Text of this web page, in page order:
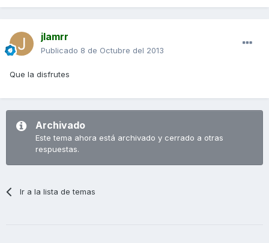
jlamrr
Publicado 8 de Octubre del 2013
Que la disfrutes
Archivado
Este tema ahora está archivado y cerrado a otras
respuestas.
Ir a la lista de temas